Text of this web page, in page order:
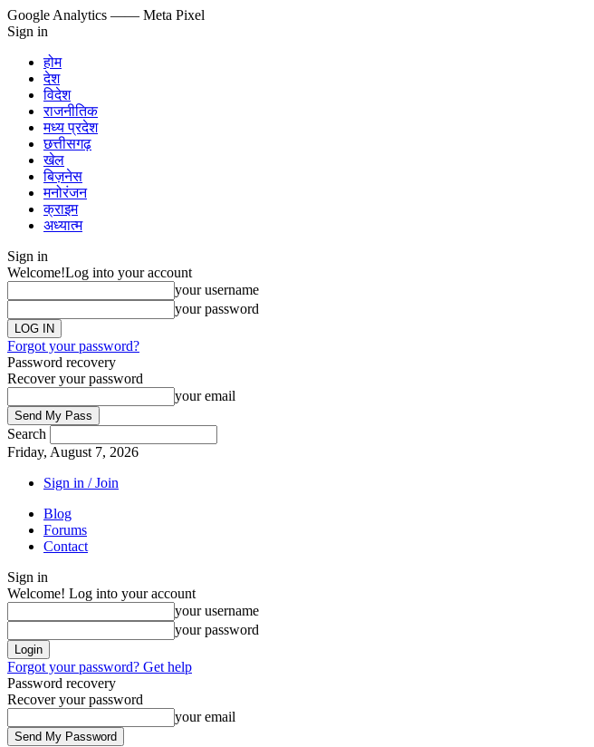
Google Analytics —— Meta Pixel
Sign in
होम
देश
विदेश
राजनीतिक
मध्य प्रदेश
छत्तीसगढ़
खेल
बिज़नेस
मनोरंजन
क्राइम
अध्यात्म
Sign in
Welcome!Log into your account
your username
your password
Forgot your password?
Password recovery
Recover your password
your email
Search
Friday, August 7, 2026
Sign in / Join
Blog
Forums
Contact
Sign in
Welcome! Log into your account
your username
your password
Forgot your password? Get help
Password recovery
Recover your password
your email